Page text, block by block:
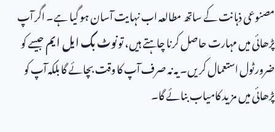
مصنوعی ذہانت کے ساتھ مطالعہ اب نہایت آسان ہو گیا ہے۔ اگر آپ
پڑھائی میں مہارت حاصل کرنا چاہتے ہیں، تونوٹ بک ایل ایمجیسے کو
ضرورٹول استعمال کریں۔ یہ نہ صرف آپ کا وقت بچائے گا بلکہ آپ کو
پڑھائی میں مزید کامیاب بنائے گا۔